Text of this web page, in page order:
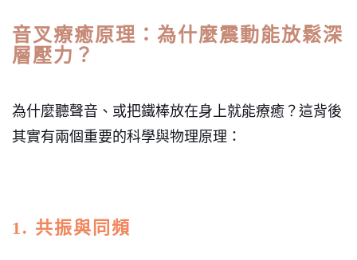
音叉療癒原理：為什麼震動能放鬆深
層壓力？
為什麼聽聲音、或把鐵棒放在身上就能療癒？這背後
其實有兩個重要的科學與物理原理：
1. 共振與同頻